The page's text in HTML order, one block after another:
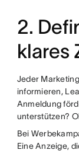
2.
klares
Jeder
informieren,
Anmeldung
unterstützen?
Bei
Eine Anzeige,